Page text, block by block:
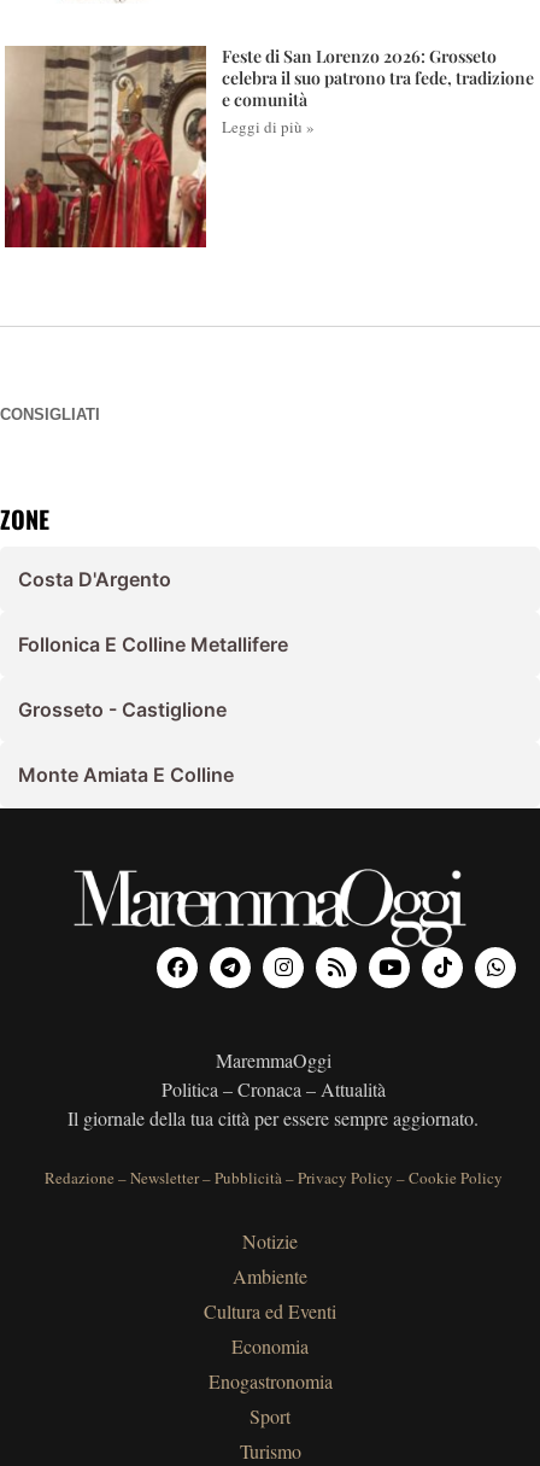
Feste di San Lorenzo 2026: Grosseto
celebra il suo patrono tra fede, tradizione
e comunità
Leggi di più »
CONSIGLIATI
ZONE
Costa D'Argento
Follonica E Colline Metallifere
Grosseto - Castiglione
Monte Amiata E Colline
MaremmaOggi
Politica – Cronaca – Attualità
Il giornale della tua città per essere sempre aggiornato.
Redazione –Newsletter–Pubblicità–Privacy Policy –Cookie Policy
Notizie
Ambiente
Cultura ed Eventi
Economia
Enogastronomia
Sport
Turismo